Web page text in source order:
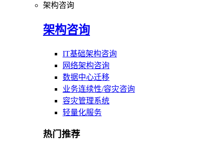
架构咨询
架构咨询
IT基础架构咨询
网络架构咨询
数据中心迁移
业务连续性/容灾咨询
容灾管理系统
轻量化服务
热门推荐